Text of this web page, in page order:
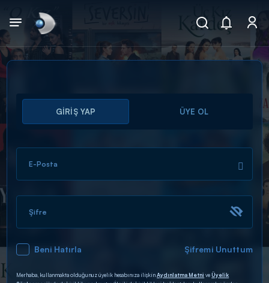
Arama
ARAMA SONUÇLARI
DİĞER SONUÇLAR
GİRİŞ YAP ÜYE OL
E-Posta
Şifre
Beni Hatırla Şifremi Unuttum
Merhaba, kullanmakta olduğunuz üyelik hesabınıza ilişkinAydınlatma Metni veÜyelik